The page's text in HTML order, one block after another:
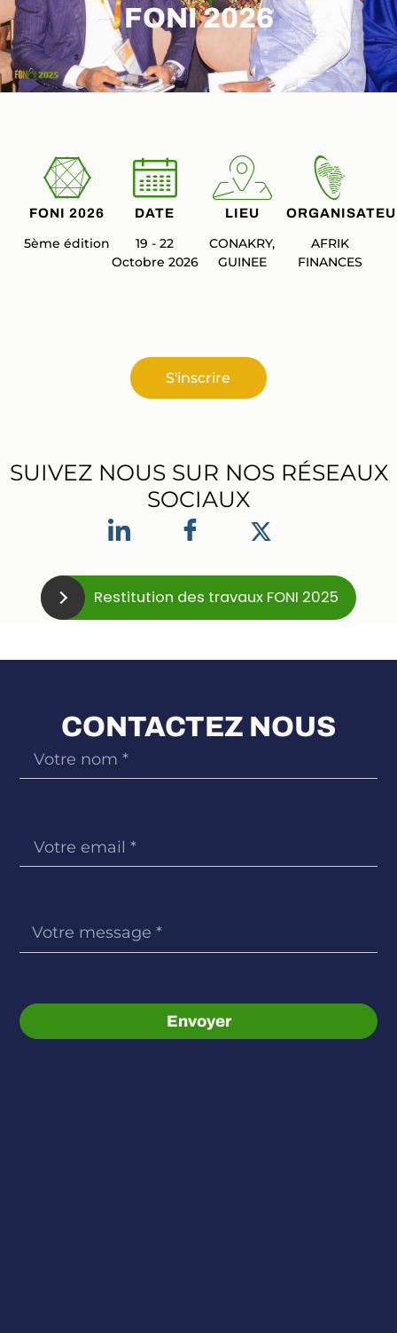
FONI 2026
FONI 2026
5ème édition
DATE
19 - 22
Octobre 2026
LIEU
CONAKRY,
GUINEE
AFRIK
FINANCES
S'inscrire
SUIVEZ NOUS SUR NOS RÉSEAUX
SOCIAUX
Restitution des travaux FONI 2025
CONTACTEZ NOUS
Envoyer